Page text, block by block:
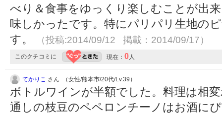
べり＆食事をゆっくり楽しむことが出
味しかったです。特にパリパリ生地の
す。
（投稿:2014/09/12 掲載：2014/09/17）
このクチコミに 現在： 0 人
てかりこ さん （女性/熊本市/20代/Lv.39）
ボトルワインが半額でした。料理は相
通しの枝豆のペペロンチーノはお酒に